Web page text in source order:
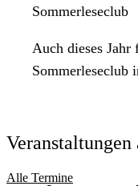
Sommerleseclub
Auch dieses
Sommerleseclub
Alle Termine